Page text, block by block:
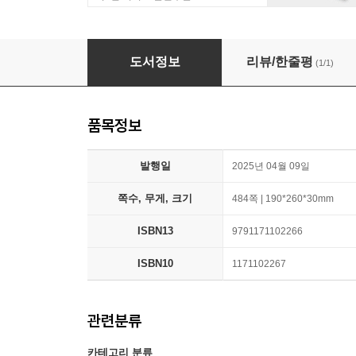
2025 이론·판례 노동법 서브노트
도서정보 리뷰/한줄평 (1/1)
품목정보
발행일 2025년 04월 09일
쪽수, 무게, 크기 484쪽 | 190*260*30mm
ISBN13 9791171102266
ISBN10 1171102267
관련분류
카테고리 분류